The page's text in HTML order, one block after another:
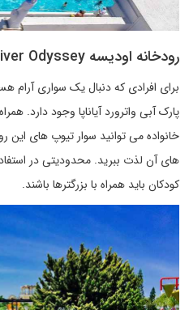
رودخانه اودیسه River Odyssey
پارک آبی واترورد آیاناپا وجود دارد.
خانواده می توانید سوار تیوپ های این
های آن لذت ببرید. محدودیتی در
کودکان باید همراه با بزرگترها باشند.